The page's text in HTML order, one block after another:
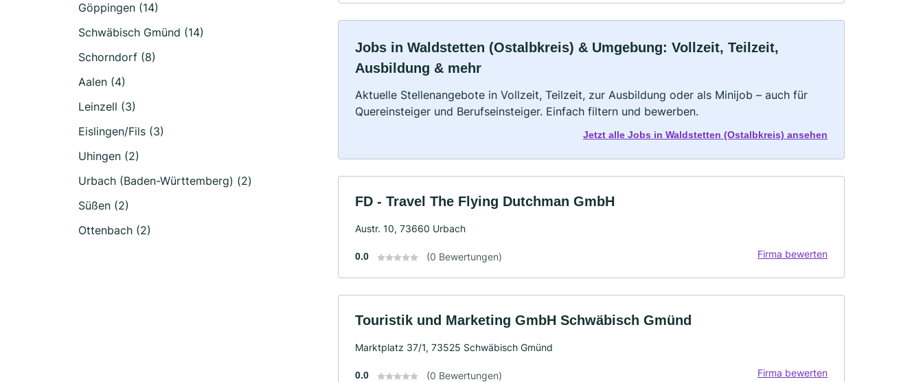
Göppingen (14)
Schwäbisch Gmünd (14)
Schorndorf (8)
Aalen (4)
Leinzell (3)
Eislingen/Fils (3)
Uhingen (2)
Urbach (Baden-Württemberg) (2)
Süßen (2)
Ottenbach (2)
Jobs in Waldstetten (Ostalbkreis) & Umgebung: Vollzeit, Teilzeit,
Ausbildung & mehr
Aktuelle Stellenangebote in Vollzeit, Teilzeit, zur Ausbildung oder als Minijob – auch für
Quereinsteiger und Berufseinsteiger. Einfach filtern und bewerben.
Jetzt alle Jobs in Waldstetten (Ostalbkreis) ansehen
FD - Travel The Flying Dutchman GmbH
Austr. 10, 73660 Urbach
0.0 (0 Bewertungen) Firma bewerten
Touristik und Marketing GmbH Schwäbisch Gmünd
Marktplatz 37/1, 73525 Schwäbisch Gmünd
0.0 (0 Bewertungen) Firma bewerten